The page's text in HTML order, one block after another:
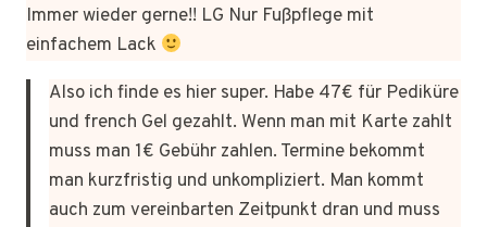
Immer wieder gerne!! LG Nur Fußpflege mit
einfachem Lack
Also ich finde es hier super. Habe 47€ für Pediküre
und french Gel gezahlt. Wenn man mit Karte zahlt
muss man 1€ Gebühr zahlen. Termine bekommt
man kurzfristig und unkompliziert. Man kommt
auch zum vereinbarten Zeitpunkt dran und muss